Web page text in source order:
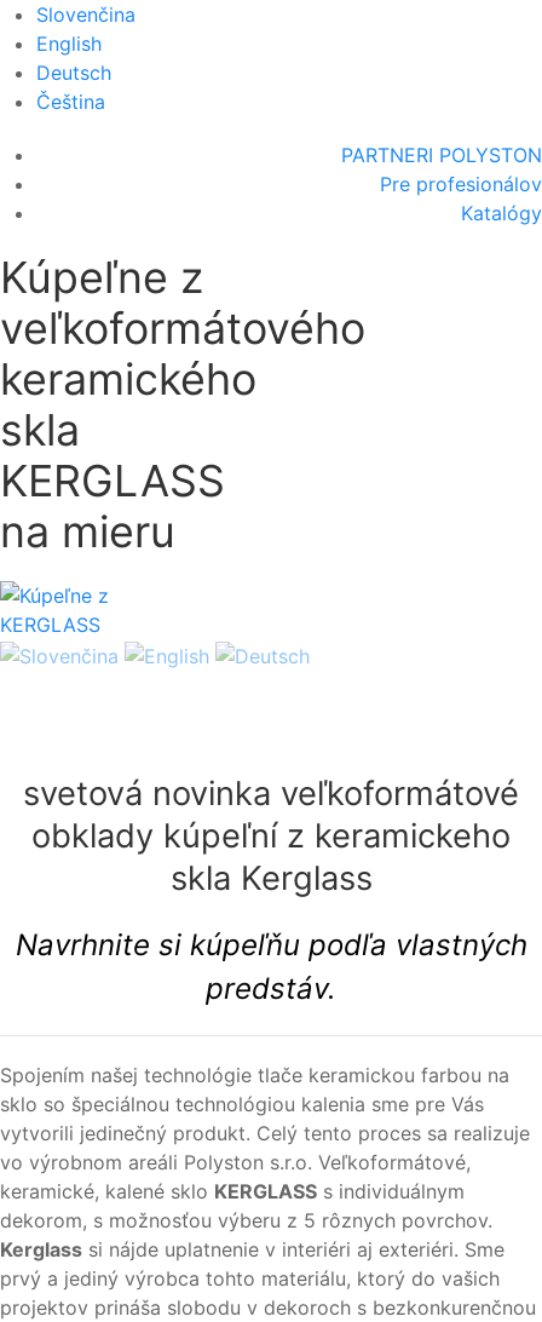
Slovenčina
English
Deutsch
Čeština
PARTNERI POLYSTON
Pre profesionálov
Katalógy
Kúpeľne z
veľkoformátového
keramického
skla
KERGLASS
na mieru
svetová novinka veľkoformátové
obklady kúpeľní z keramickeho
skla Kerglass
Navrhnite si kúpeľňu podľa vlastných
predstáv.
Spojením našej technológie tlače keramickou farbou na
sklo so špeciálnou technológiou kalenia sme pre Vás
vytvorili jedinečný produkt. Celý tento proces sa realizuje
vo výrobnom areáli Polyston s.r.o. Veľkoformátové,
keramické, kalené sklo KERGLASS s individuálnym
dekorom, s možnosťou výberu z 5 rôznych povrchov.
Kerglass si nájde uplatnenie v interiéri aj exteriéri. Sme
prvý a jediný výrobca tohto materiálu, ktorý do vašich
projektov prináša slobodu v dekoroch s bezkonkurenčnou